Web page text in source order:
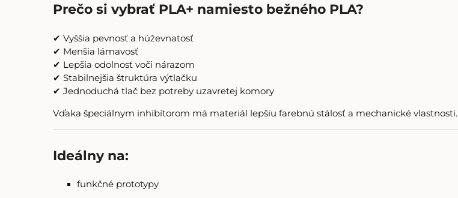
Prečo si vybrať PLA+ namiesto bežného PLA?
✔ Vyššia pevnosť a húževnatosť
✔ Menšia lámavosť
✔ Lepšia odolnosť voči nárazom
✔ Stabilnejšia štruktúra výtlačku
✔ Jednoduchá tlač bez potreby uzavretej komory
Vďaka špeciálnym inhibítorom má materiál lepšiu farebnú stálosť a mechanické vlastnosti.
Ideálny na:
funkčné prototypy